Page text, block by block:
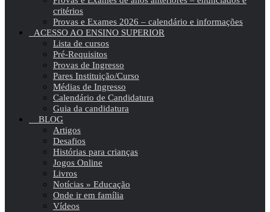
critérios
Provas e Exames 2026 – calendário e informações
ACESSO AO ENSINO SUPERIOR
Lista de cursos
Pré-Requisitos
Provas de Ingresso
Pares Instituição/Curso
Médias de Ingresso
Calendário de Candidatura
Guia da candidatura
BLOG
Artigos
Desafios
Histórias para crianças
Jogos Online
Livros
Notícias » Educação
Onde ir em família
Vídeos